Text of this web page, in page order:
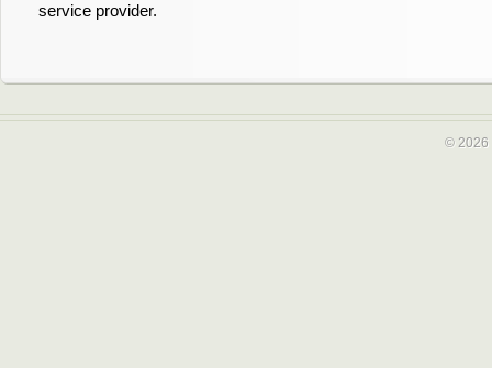
service provider.
verlängern möchten, kontaktieren Sie bitte Ihren Service-
© 2026